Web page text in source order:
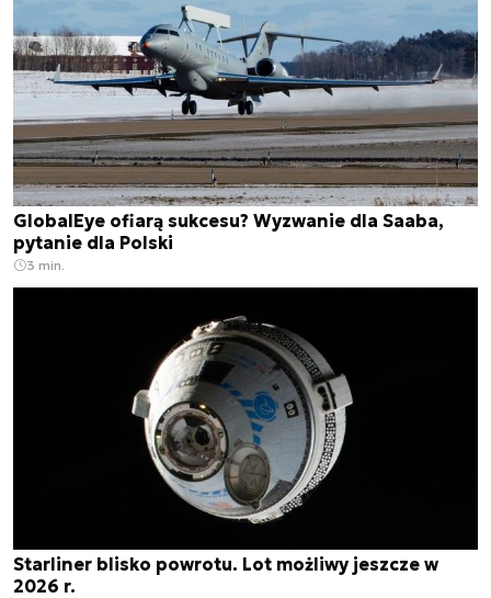
GlobalEye ofiarą sukcesu? Wyzwanie dla Saaba,
pytanie dla Polski
3 min.
Starliner blisko powrotu. Lot możliwy jeszcze w
2026 r.